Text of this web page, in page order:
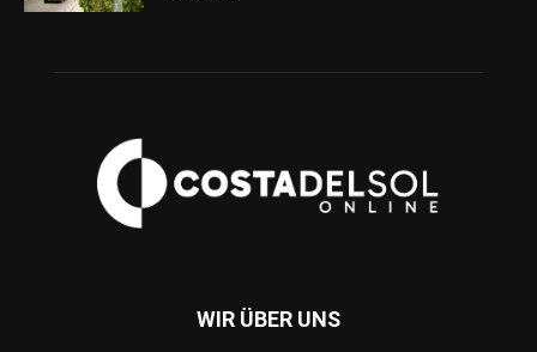
WIR ÜBER UNS